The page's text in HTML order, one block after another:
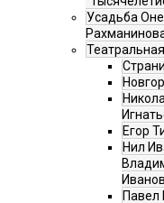
Усадьба
Егор
Нил
Павел